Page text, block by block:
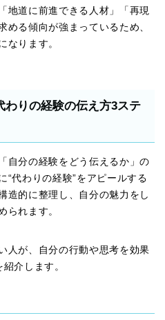
地道に前進できる人材」「再現
める傾向が強まっているため、
なります。
わりの経験の伝え方3ステ
自分の経験をどう伝えるか」の
“代わりの経験”をアピールする
造的に整理し、自分の魅力をし
られます。
人が、自分の行動や思考を効果
介します。